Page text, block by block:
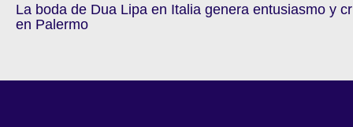
La boda de Dua Lipa en Italia genera entusiasmo y
en Palermo